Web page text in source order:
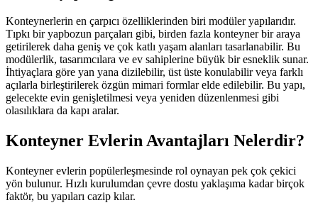
Konteynerlerin en çarpıcı özelliklerinden biri modüler yapılarıdır.
Tıpkı bir yapbozun parçaları gibi, birden fazla konteyner bir araya
getirilerek daha geniş ve çok katlı yaşam alanları tasarlanabilir. Bu
modülerlik, tasarımcılara ve ev sahiplerine büyük bir esneklik sunar.
İhtiyaçlara göre yan yana dizilebilir, üst üste konulabilir veya farklı
açılarla birleştirilerek özgün mimari formlar elde edilebilir. Bu yapı,
gelecekte evin genişletilmesi veya yeniden düzenlenmesi gibi
olasılıklara da kapı aralar.
Konteyner Evlerin Avantajları Nelerdir?
Konteyner evlerin popülerleşmesinde rol oynayan pek çok çekici
yön bulunur. Hızlı kurulumdan çevre dostu yaklaşıma kadar birçok
faktör, bu yapıları cazip kılar.